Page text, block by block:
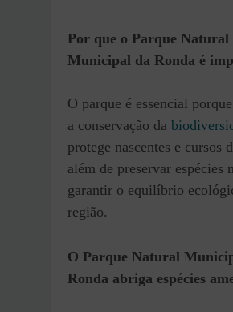
Por que o Parque Natural
Municipal da Ronda é
O parque é essencial
a conservação da
protege nascentes e cursos
além de preservar espécies
garantir o equilíbrio
região.
O Parque Natural
Ronda abriga espécies